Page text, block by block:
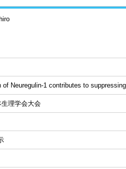
of Neuregulin-1 contributes to
理学会大会